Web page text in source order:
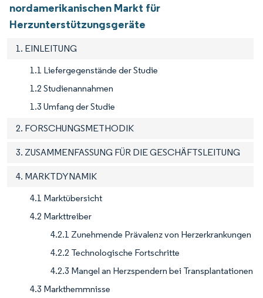
nordamerikanischen Markt für
Herzunterstützungsgeräte
1. EINLEITUNG
1.1 Liefergegenstände der Studie
1.2 Studienannahmen
1.3 Umfang der Studie
2. FORSCHUNGSMETHODIK
3. ZUSAMMENFASSUNG FÜR DIE GESCHÄFTSLEITUNG
4. MARKTDYNAMIK
4.1 Marktübersicht
4.2 Markttreiber
4.2.1 Zunehmende Prävalenz von Herzerkrankungen
4.2.2 Technologische Fortschritte
4.2.3 Mangel an Herzspendern bei Transplantationen
4.3 Markthemmnisse